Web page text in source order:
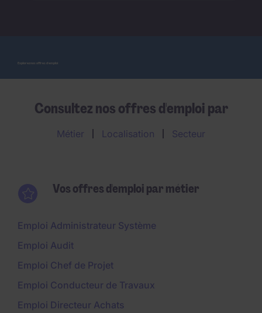
Explorez nos offres d'emploi
Consultez nos offres d'emploi par
Métier Localisation Secteur
Vos offres d'emploi par métier
Emploi Administrateur Système
Emploi Audit
Emploi Chef de Projet
Emploi Conducteur de Travaux
Emploi Directeur Achats